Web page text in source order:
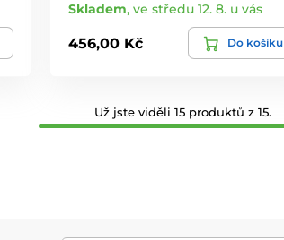
Skladem, ve středu 12. 8. u vás
456,00 Kč Do košíku
Už jste viděli 15 produktů z 15.